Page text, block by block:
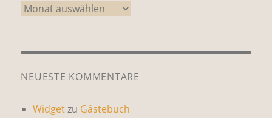
Widgets
NEUESTE KOMMENTARE
Widgetzu Gästebuch